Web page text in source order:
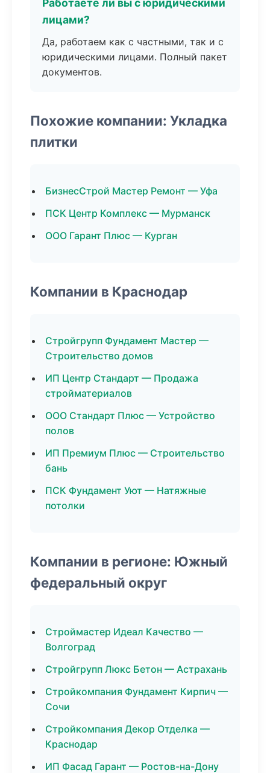
Работаете ли вы с юридическими
лицами?
Да, работаем как с частными, так и с
юридическими лицами. Полный пакет
документов.
Похожие компании: Укладка
плитки
БизнесСтрой Мастер Ремонт — Уфа
ПСК Центр Комплекс — Мурманск
ООО Гарант Плюс — Курган
Компании в Краснодар
Стройгрупп Фундамент Мастер —
Строительство домов
ИП Центр Стандарт — Продажа
стройматериалов
ООО Стандарт Плюс — Устройство
полов
ИП Премиум Плюс — Строительство
бань
ПСК Фундамент Уют — Натяжные
потолки
Компании в регионе: Южный
федеральный округ
Строймастер Идеал Качество —
Волгоград
Стройгрупп Люкс Бетон — Астрахань
Стройкомпания Фундамент Кирпич —
Сочи
Стройкомпания Декор Отделка —
Краснодар
ИП Фасад Гарант — Ростов-на-Дону